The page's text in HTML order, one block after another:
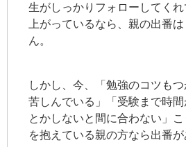
生がしっかりフォローしてく
上がっているなら、親の出番
ん。
しかし、今、「勉強のコツも
苦しんでいる」「受験まで時
とかしないと間に合わない」
を抱えている親の方なら出番が